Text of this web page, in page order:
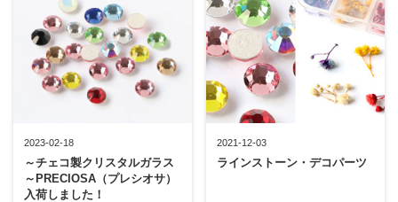
2023-02-18
～チェコ製クリスタルガラス
～PRECIOSA（プレシオサ）
入荷しました！
2021-12-03
ラインストーン・デコパーツ